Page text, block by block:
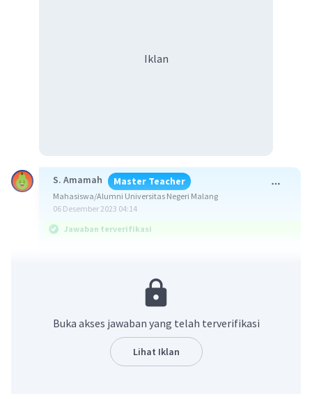
Iklan
S. Amamah Master Teacher
Mahasiswa/Alumni Universitas Negeri Malang
06 Desember 2023 04:14
Jawaban terverifikasi
alog b .blog a =alog a = 1
perhatikan pembahasan terlampir
Buka akses jawaban yang telah terverifikasi
Lihat Iklan